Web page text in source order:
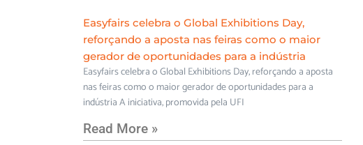
Easyfairs celebra o Global Exhibitions Day,
reforçando a aposta nas feiras como o maior
gerador de oportunidades para a indústria
Easyfairs celebra o Global Exhibitions Day, reforçando a aposta
nas feiras como o maior gerador de oportunidades para a
indústria A iniciativa, promovida pela UFI
Read More »